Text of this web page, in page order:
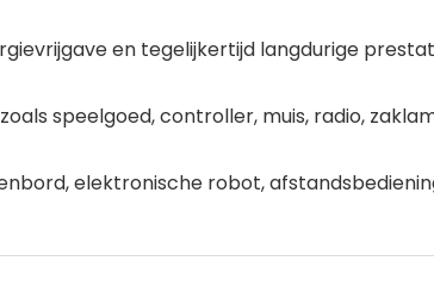
en tegelijkertijd langdurige
speelgoed, controller, muis, radio,
elektronische robot,